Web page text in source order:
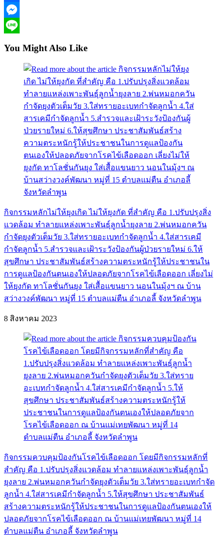
Facebook
Messenger
You Might Also Like
กิจกรรมหลักไม่ให้ยุงเกิด ไม่ให้ยุงกัด ที่สำคัญ คือ 1.ปรับปรุงสิ่ง
แวดล้อม ทำลายแหล่งเพาะพันธุ์ลูกน้ำยุงลาย 2.พ่นหมอกควัน
กำจัดยุงตัวเต็มวัย 3.ใส่ทรายอะเบทกำจัดลูกน้ำ 4.ใส่สารเคมี
กำจัดลูกน้ำ 5.สำรวจและเฝ้าระวังป้องกันผู้ป่วยรายใหม่ 6.ให้
สุขศึกษา ประชาสัมพันธ์สร้างความตระหนักรู้ให้ประชาชนใน
การดูแลป้องกันตนเองให้ปลอดภัยจากโรคไข้เลือดออก เลี่ยงไม่
ให้ยุงกัด ทาโลชั่นกันยุง ใส่เสื้อแขนยาว นอนในมุ้งฯ ณ บ้าน
สว่างวงค์พัฒนา หมู่ที่ 15 ตำบลแม่ตืน อำเภอลี้ จังหวัดลำพูน
8 สิงหาคม 2023
กิจกรรมควบคุมป้องกันโรคไข้เลือดออก โดยมีกิจกรรมหลักที่
สำคัญ คือ 1.ปรับปรุงสิ่งแวดล้อม ทำลายแหล่งเพาะพันธุ์ลูกน้ำ
ยุงลาย 2.พ่นหมอกควันกำจัดยุงตัวเต็มวัย 3.ใส่ทรายอะเบทกำจัด
ลูกน้ำ 4.ใส่สารเคมีกำจัดลูกน้ำ 5.ให้สุขศึกษา ประชาสัมพันธ์
สร้างความตระหนักรู้ให้ประชาชนในการดูแลป้องกันตนเองให้
ปลอดภัยจากโรคไข้เลือดออก ณ บ้านแม่เทยพัฒนา หมู่ที่ 14
ตำบลแม่ตืน อำเภอลี้ จังหวัดลำพูน